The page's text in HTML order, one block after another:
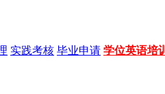
实践考核 毕业申请 学位英语培训